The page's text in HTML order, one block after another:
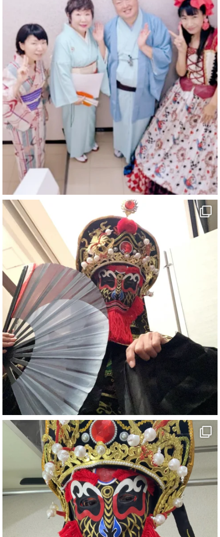
#旅行好きと繋がりたい
5 X
マジシャン派遣 パッションプリンセス【公式】
@comedy_illusion · 6 8月
お疲れ様です
ブログ更新しました
「マジシャン和歌山旅 白浜町・三段壁」
#企業公式がお疲れ様を言い合う
#旅行好きな人と繋がりたい
#一人旅
#女性マジシャン
#出張マジック
#マジシャン派遣
#イリュージョン
#和歌山県
#白浜町
#変面ショー
#イベント
#宴会
#余興
1 5 X
さらに読み込む